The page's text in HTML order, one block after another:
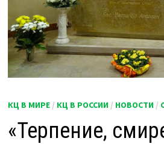
КЦ В МИРЕ / КЦ В РОССИИ / НОВОСТИ /
«Терпение,